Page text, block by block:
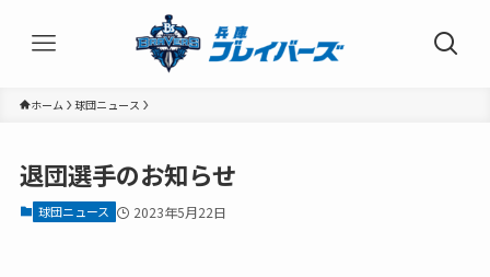
ホーム 球団ニュース
退団選手のお知らせ
球団ニュース 2023年5月22日